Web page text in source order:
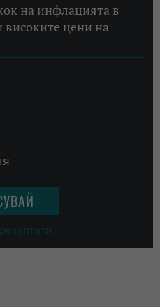
на инфлацията в
високите цени на